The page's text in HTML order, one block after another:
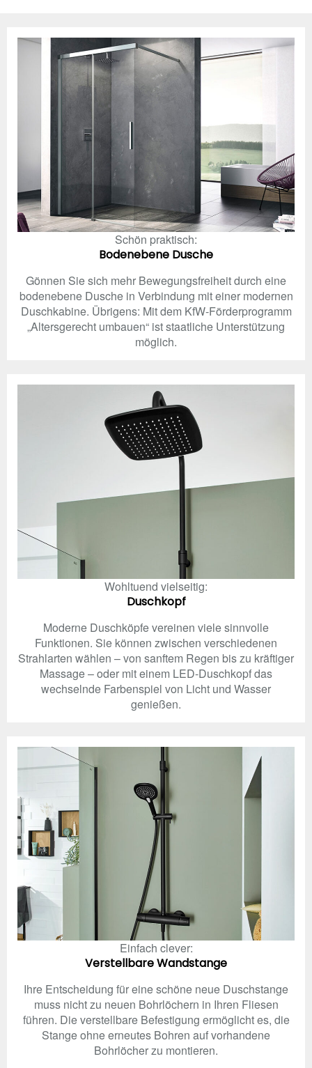
Schön praktisch:
Bodenebene Dusche
Gönnen Sie sich mehr Bewegungsfreiheit durch eine
bodenebene Dusche in Verbindung mit einer modernen
Duschkabine. Übrigens: Mit dem KfW-Förderprogramm
„Altersgerecht umbauen“ ist staatliche Unterstützung
möglich.
Wohltuend vielseitig:
Duschkopf
Moderne Duschköpfe vereinen viele sinnvolle
Funktionen. Sie können zwischen verschiedenen
Strahlarten wählen – von sanftem Regen bis zu kräftiger
Massage – oder mit einem LED-Duschkopf das
wechselnde Farbenspiel von Licht und Wasser
genießen.
Einfach clever:
Verstellbare Wandstange
Ihre Entscheidung für eine schöne neue Duschstange
muss nicht zu neuen Bohrlöchern in Ihren Fliesen
führen. Die verstellbare Befestigung ermöglicht es, die
Stange ohne erneutes Bohren auf vorhandene
Bohrlöcher zu montieren.